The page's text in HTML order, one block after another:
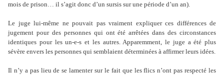
mois de prison… il s’agit donc d’un sursis sur une période d’un an).
Le juge lui-même ne pouvait pas vraiment expliquer ces différences de
jugement pour des personnes qui ont été arrêtées dans des circonstances
identiques pour les un-e-s et les autres. Apparemment, le juge a été plus
sévère envers les personnes qui semblaient déterminées à affirmer leurs idées.
Il n’y a pas lieu de se lamenter sur le fait que les flics n’ont pas respecté les